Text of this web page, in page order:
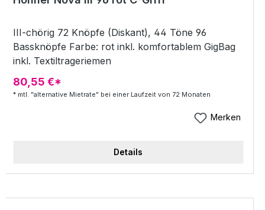
III-chörig 72 Knöpfe (Diskant), 44 Töne 96
Bassknöpfe Farbe: rot inkl. komfortablem GigBag
inkl. Textiltrageriemen
80,55 €*
* mtl. "alternative Mietrate" bei einer Laufzeit von 72 Monaten
Merken
Details